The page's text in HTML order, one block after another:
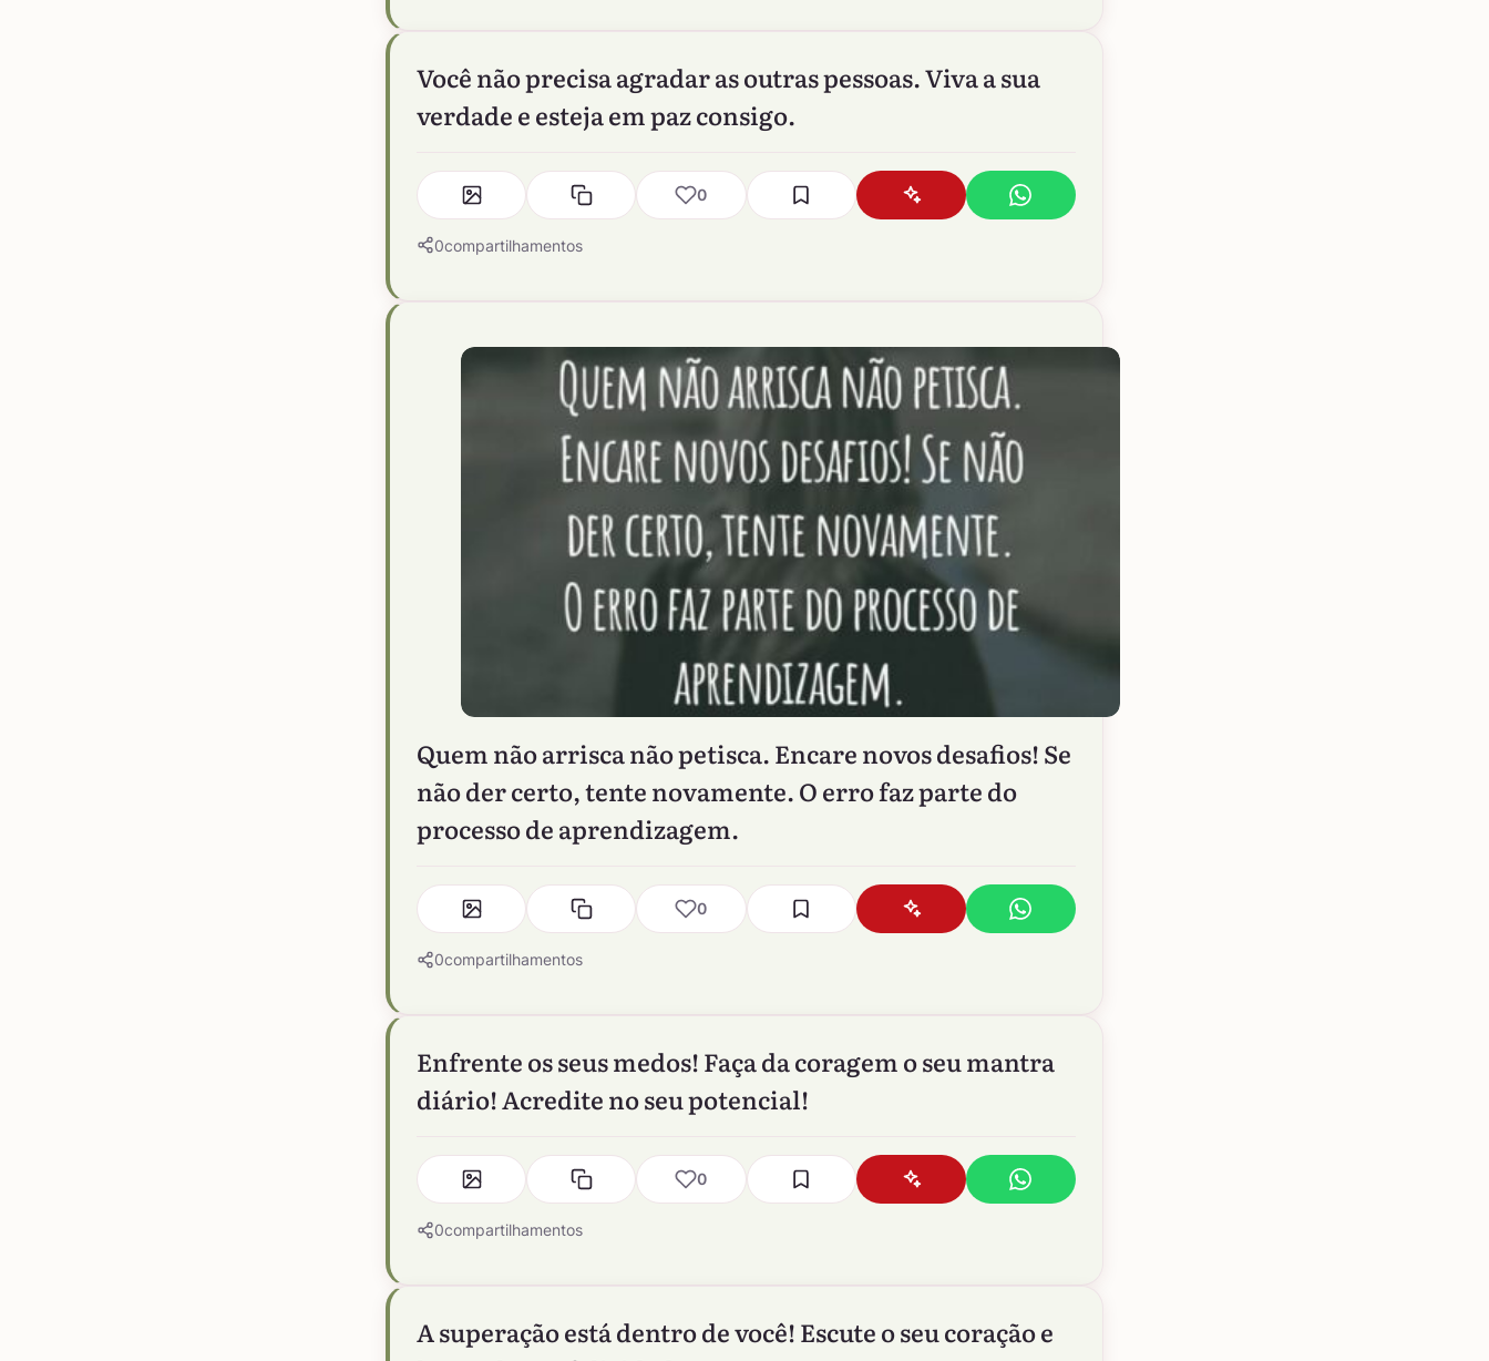
Você não precisa agradar as outras pessoas. Viva a sua
verdade e esteja em paz consigo.
0
0compartilhamentos
Quem não arrisca não petisca. Encare novos desafios! Se
não der certo, tente novamente. O erro faz parte do
processo de aprendizagem.
0
0compartilhamentos
Enfrente os seus medos! Faça da coragem o seu mantra
diário! Acredite no seu potencial!
0
0compartilhamentos
A superação está dentro de você! Escute o seu coração e